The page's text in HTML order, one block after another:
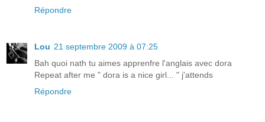
Répondre
Lou 21 septembre 2009 à 07:25
Bah quoi nath tu aimes apprenfre l'anglais avec dora
Repeat after me " dora is a nice girl... " j'attends
Répondre